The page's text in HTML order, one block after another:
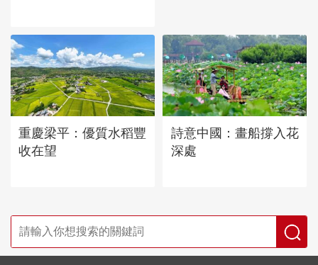
重慶梁平：優質水稻豐
收在望
詩意中國：畫船撐入花
深處